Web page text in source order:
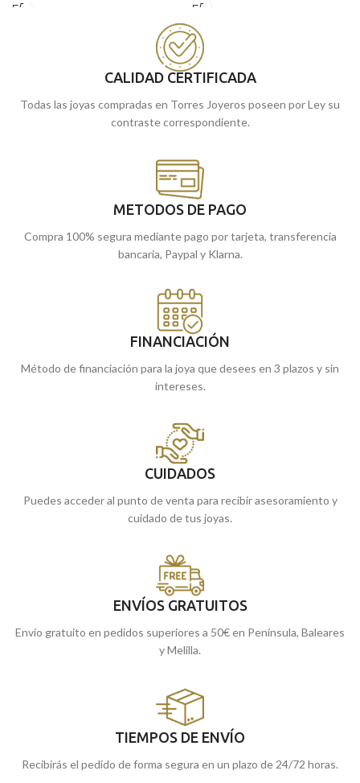
CALIDAD CERTIFICADA
Todas las joyas compradas en Torres Joyeros poseen por Ley su
contraste correspondiente.
METODOS DE PAGO
Compra 100% segura mediante pago por tarjeta, transferencia
bancaria, Paypal y Klarna.
FINANCIACIÓN
Método de financiación para la joya que desees en 3 plazos y sin
intereses.
CUIDADOS
Puedes acceder al punto de venta para recibir asesoramiento y
cuidado de tus joyas.
ENVÍOS GRATUITOS
Envío gratuito en pedidos superiores a 50€ en Península, Baleares
y Melilla.
TIEMPOS DE ENVÍO
Recibirás el pedido de forma segura en un plazo de 24/72 horas.